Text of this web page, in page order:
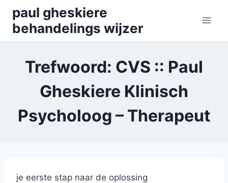
content
paul gheskiere
behandelings wijzer
Trefwoord: CVS :: Paul
Gheskiere Klinisch
Psycholoog – Therapeut
je eerste stap naar de oplossing